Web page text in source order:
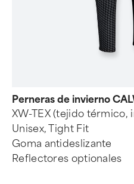
Perneras de invierno
XW-TEX (tejido térmico,
Unisex, Tight Fit
Goma antideslizante
Reflectores optionales